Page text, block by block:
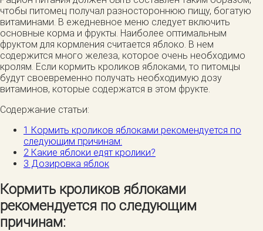
чтобы питомец получал разностороннюю пищу, богатую
витаминами. В ежедневное меню следует включить
основные корма и фрукты. Наиболее оптимальным
фруктом для кормления считается яблоко. В нем
содержится много железа, которое очень необходимо
кролям. Если кормить кроликов яблоками, то питомцы
будут своевременно получать необходимую дозу
витаминов, которые содержатся в этом фрукте.
Содержание статьи:
1 Кормить кроликов яблоками рекомендуется по
следующим причинам:
2 Какие яблоки едят кролики?
3 Дозировка яблок
Кормить кроликов яблоками
рекомендуется по следующим
причинам: